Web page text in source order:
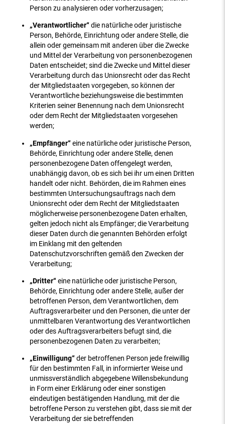
Person zu analysieren oder vorherzusagen;
„Verantwortlicher“die natürliche oder juristische
Person, Behörde, Einrichtung oder andere Stelle, die
allein oder gemeinsam mit anderen über die Zwecke
und Mittel der Verarbeitung von personenbezogenen
Daten entscheidet; sind die Zwecke und Mittel dieser
Verarbeitung durch das Unionsrecht oder das Recht
der Mitgliedstaaten vorgegeben, so können der
Verantwortliche beziehungsweise die bestimmten
Kriterien seiner Benennung nach dem Unionsrecht
oder dem Recht der Mitgliedstaaten vorgesehen
werden;
„Empfänger“eine natürliche oder juristische Person,
Behörde, Einrichtung oder andere Stelle, denen
personenbezogene Daten offengelegt werden,
unabhängig davon, ob es sich bei ihr um einen Dritten
handelt oder nicht. Behörden, die im Rahmen eines
bestimmten Untersuchungsauftrags nach dem
Unionsrecht oder dem Recht der Mitgliedstaaten
möglicherweise personenbezogene Daten erhalten,
gelten jedoch nicht als Empfänger; die Verarbeitung
dieser Daten durch die genannten Behörden erfolgt
im Einklang mit den geltenden
Datenschutzvorschriften gemäß den Zwecken der
Verarbeitung;
„Dritter“eine natürliche oder juristische Person,
Behörde, Einrichtung oder andere Stelle, außer der
betroffenen Person, dem Verantwortlichen, dem
Auftragsverarbeiter und den Personen, die unter der
unmittelbaren Verantwortung des Verantwortlichen
oder des Auftragsverarbeiters befugt sind, die
personenbezogenen Daten zu verarbeiten;
„Einwilligung“ der betroffenen Person jede freiwillig
für den bestimmten Fall, in informierter Weise und
unmissverständlich abgegebene Willensbekundung
in Form einer Erklärung oder einer sonstigen
eindeutigen bestätigenden Handlung, mit der die
betroffene Person zu verstehen gibt, dass sie mit der
Verarbeitung der sie betreffenden